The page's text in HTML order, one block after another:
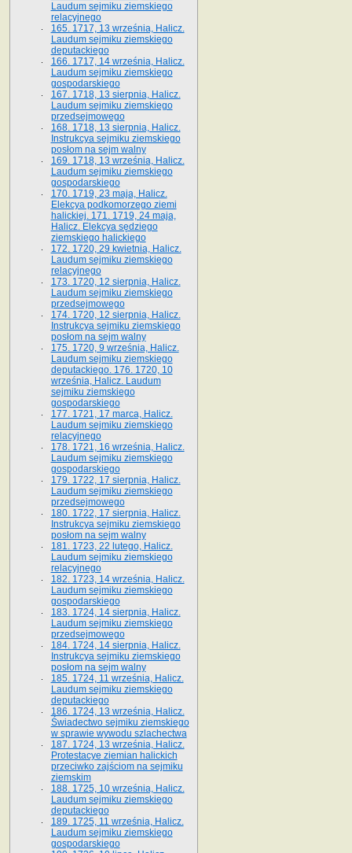
Laudum sejmiku ziemskiego
relacyjnego
165. 1717, 13 września, Halicz.
Laudum sejmiku ziemskiego
deputackiego
166. 1717, 14 września, Halicz.
Laudum sejmiku ziemskiego
gospodarskiego
167. 1718, 13 sierpnia, Halicz.
Laudum sejmiku ziemskiego
przedsejmowego
168. 1718, 13 sierpnia, Halicz.
Instrukcya sejmiku ziemskiego
posłom na sejm walny
169. 1718, 13 września, Halicz.
Laudum sejmiku ziemskiego
gospodarskiego
170. 1719, 23 maja, Halicz.
Elekcya podkomorzego ziemi
halickiej. 171. 1719, 24 maja,
Halicz. Elekcya sędziego
ziemskiego halickiego
172. 1720, 29 kwietnia, Halicz.
Laudum sejmiku ziemskiego
relacyjnego
173. 1720, 12 sierpnia, Halicz.
Laudum sejmiku ziemskiego
przedsejmowego
174. 1720, 12 sierpnia, Halicz.
Instrukcya sejmiku ziemskiego
posłom na sejm walny
175. 1720, 9 września, Halicz.
Laudum sejmiku ziemskiego
deputackiego. 176. 1720, 10
września, Halicz. Laudum
sejmiku ziemskiego
gospodarskiego
177. 1721, 17 marca, Halicz.
Laudum sejmiku ziemskiego
relacyjnego
178. 1721, 16 września, Halicz.
Laudum sejmiku ziemskiego
gospodarskiego
179. 1722, 17 sierpnia, Halicz.
Laudum sejmiku ziemskiego
przedsejmowego
180. 1722, 17 sierpnia, Halicz.
Instrukcya sejmiku ziemskiego
posłom na sejm walny
181. 1723, 22 lutego, Halicz.
Laudum sejmiku ziemskiego
relacyjnego
182. 1723, 14 września, Halicz.
Laudum sejmiku ziemskiego
gospodarskiego
183. 1724, 14 sierpnia, Halicz.
Laudum sejmiku ziemskiego
przedsejmowego
184. 1724, 14 sierpnia, Halicz.
Instrukcya sejmiku ziemskiego
posłom na sejm walny
185. 1724, 11 września, Halicz.
Laudum sejmiku ziemskiego
deputackiego
186. 1724, 13 września, Halicz.
Świadectwo sejmiku ziemskiego
w sprawie wywodu szlachectwa
187. 1724, 13 września, Halicz.
Protestacye ziemian halickich
przeciwko zajściom na sejmiku
ziemskim
188. 1725, 10 września, Halicz.
Laudum sejmiku ziemskiego
deputackiego
189. 1725, 11 września, Halicz.
Laudum sejmiku ziemskiego
gospodarskiego